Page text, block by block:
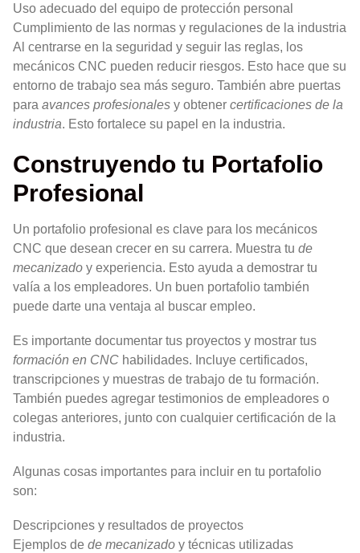
Uso adecuado del equipo de protección personal
Cumplimiento de las normas y regulaciones de la industria
Al centrarse en la seguridad y seguir las reglas, los
mecánicos CNC pueden reducir riesgos. Esto hace que su
entorno de trabajo sea más seguro. También abre puertas
para avances profesionales y obtener certificaciones de la
industria. Esto fortalece su papel en la industria.
Construyendo tu Portafolio
Profesional
Un portafolio profesional es clave para los mecánicos
CNC que desean crecer en su carrera. Muestra tu de
mecanizado y experiencia. Esto ayuda a demostrar tu
valía a los empleadores. Un buen portafolio también
puede darte una ventaja al buscar empleo.
Es importante documentar tus proyectos y mostrar tus
formación en CNC habilidades. Incluye certificados,
transcripciones y muestras de trabajo de tu formación.
También puedes agregar testimonios de empleadores o
colegas anteriores, junto con cualquier certificación de la
industria.
Algunas cosas importantes para incluir en tu portafolio
son:
Descripciones y resultados de proyectos
Ejemplos de de mecanizado y técnicas utilizadas